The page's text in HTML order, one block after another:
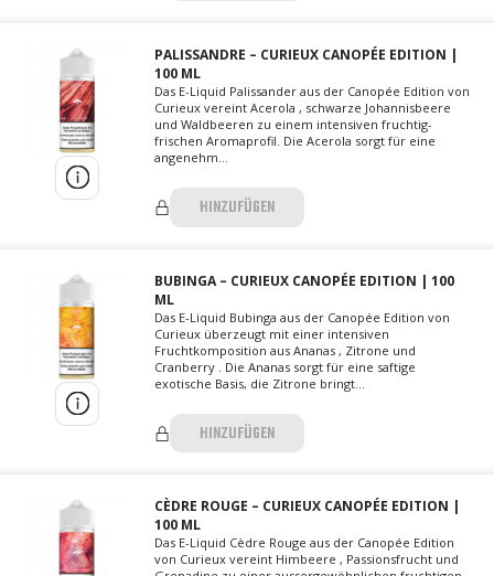
PALISSANDRE – CURIEUX CANOPÉE EDITION |
100 ML
Das E-Liquid Palissander aus der Canopée Edition von
Curieux vereint Acerola , schwarze Johannisbeere
und Waldbeeren zu einem intensiven fruchtig-
frischen Aromaprofil. Die Acerola sorgt für eine
angenehm...
HINZUFÜGEN
BUBINGA – CURIEUX CANOPÉE EDITION | 100
ML
Das E-Liquid Bubinga aus der Canopée Edition von
Curieux überzeugt mit einer intensiven
Fruchtkomposition aus Ananas , Zitrone und
Cranberry . Die Ananas sorgt für eine saftige
exotische Basis, die Zitrone bringt...
HINZUFÜGEN
CÈDRE ROUGE – CURIEUX CANOPÉE EDITION |
100 ML
Das E-Liquid Cèdre Rouge aus der Canopée Edition
von Curieux vereint Himbeere , Passionsfrucht und